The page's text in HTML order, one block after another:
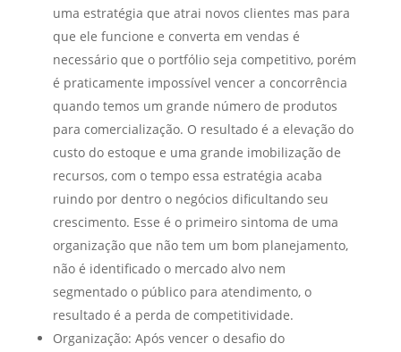
uma estratégia que atrai novos clientes mas para
que ele funcione e converta em vendas é
necessário que o portfólio seja competitivo, porém
é praticamente impossível vencer a concorrência
quando temos um grande número de produtos
para comercialização. O resultado é a elevação do
custo do estoque e uma grande imobilização de
recursos, com o tempo essa estratégia acaba
ruindo por dentro o negócios dificultando seu
crescimento. Esse é o primeiro sintoma de uma
organização que não tem um bom planejamento,
não é identificado o mercado alvo nem
segmentado o público para atendimento, o
resultado é a perda de competitividade.
Organização: Após vencer o desafio do